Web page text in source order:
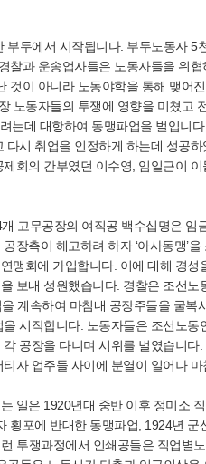
부두에서 시작됩니다. 부두노동자
찰과 운송업자들은 노동자들을 위
것이 아니라 노동야학을 통해 맺어
노동자들의 투쟁에 영향을 미쳤고
는데 대항하여 동맹파업을 벌입니
시 취업을 인정하게 하는데 성공
회의 간부였던 이수영, 임일근이
고무공장의 여직공 백수십명은
장측이 해고하려 하자 ‘아사동맹’
맹회에 가입합니다. 이에 대해 경
보내 성원했습니다. 경찰은 조선
계속하여 마침내 공장주들을 굴
시작합니다. 노동자들은 조선노
공장을 다니며 시위를 벌였습니
자 업주들 사이에 분열이 일어나
일은 1920년대 중반 이후 정미소
횡포에 반대한 동맹파업, 1924년
투쟁과정에서 인쇄공들은 직업별